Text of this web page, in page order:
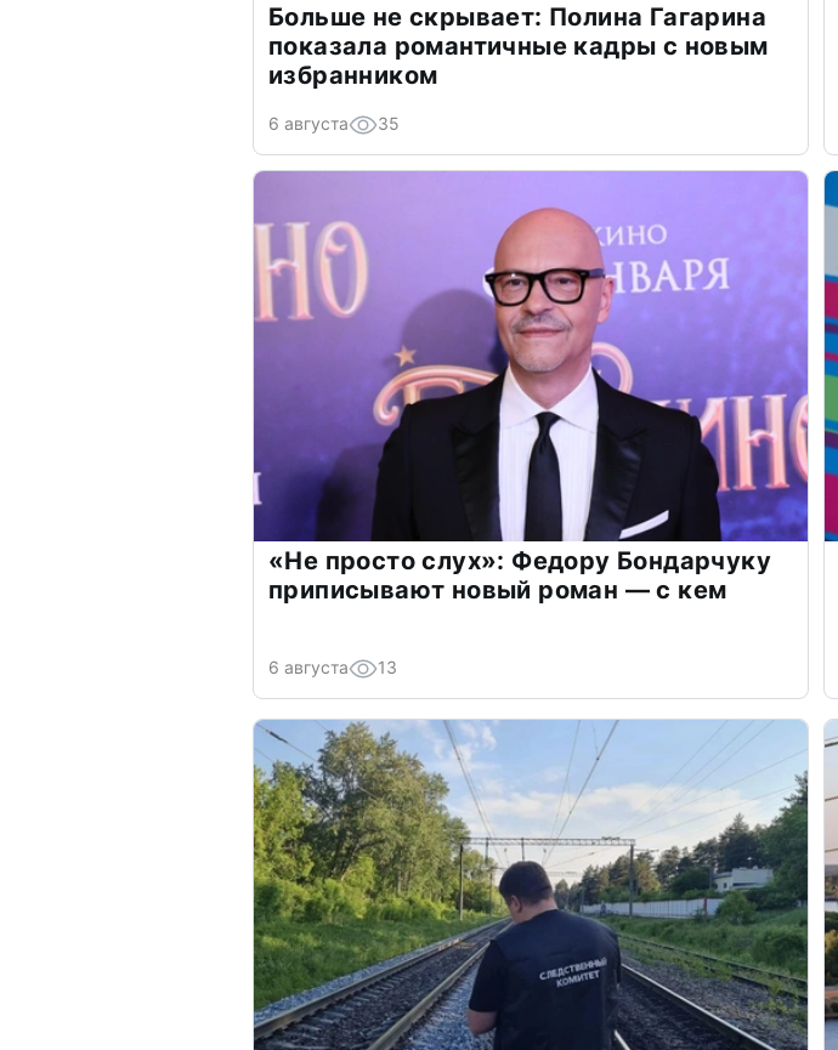
Больше не скрывает: Полина Гагарина
показала романтичные кадры с новым
избранником
6 августа 35
«Не просто слух»: Федору Бондарчуку
приписывают новый роман — с кем
6 августа 13